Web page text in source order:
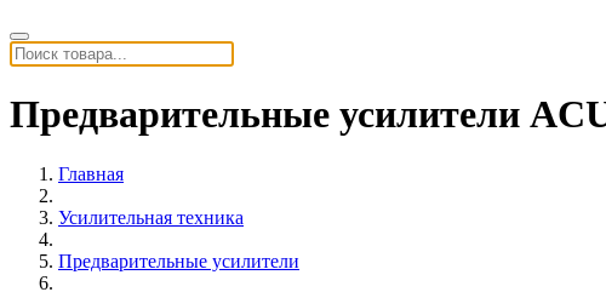
Предварительные усилители
Главная
Усилительная техника
Предварительные усилители